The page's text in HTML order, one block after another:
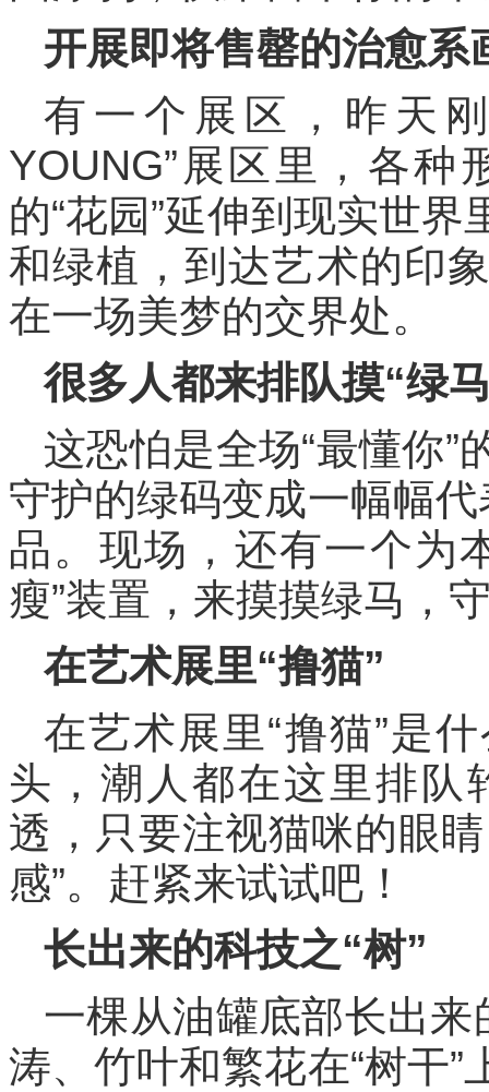
开展即将售罄的治愈系
有一个展区，昨天
YOUNG”展区里，各
的“花园”延伸到现实世
和绿植，到达艺术的印
在一场美梦的交界处。
很多人都来排队摸“绿
这恐怕是全场“最懂你
守护的绿码变成一幅幅
品。现场，还有一个为
瘦”装置，来摸摸绿马，
在艺术展里“撸猫”
在艺术展里“撸猫”是
头，潮人都在这里排队
透，只要注视猫咪的眼
感”。赶紧来试试吧！
长出来的科技之“树”
一棵从油罐底部长出来
涛、竹叶和繁花在“树干